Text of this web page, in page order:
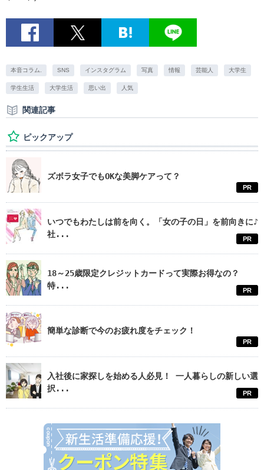
本音コラム. SNS インスタグラム 写真 情報 芸能人 大学生
学生生活 大学生活 思い出 人気
関連記事
ピックアップ
ズボラ女子でもOKな美脚ケアって？
PR
いつでもわたしは前を向く。「女の子の日」を前向きに♪
社...
PR
18～25歳限定クレジットカードって実際お得なの？
特...
PR
簡単な診断で今のお疲れ度をチェック！
PR
入社後に家探しを始める人必見！ 一人暮らしの新しい選
択...
PR